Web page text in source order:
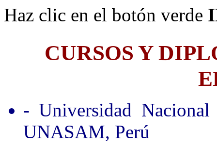
Haz clic en el botón verde
CURSOS Y
- Universidad
UNASAM, Perú